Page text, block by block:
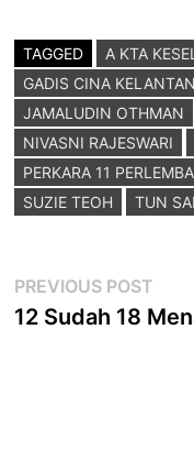
TAGGED
A KTA
GADIS CINA KELANTAN
JAMALUDIN OTHMAN
NIVASNI RAJESWARI
PERKARA 11
SUZIE TEOH
TUN
Post
navigation
PREVIOUS POST
12 Sudah 18